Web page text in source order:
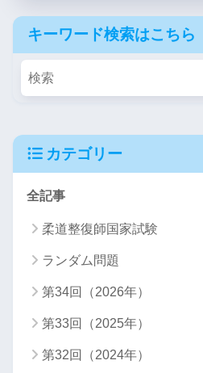
キーワード検索はこちら
カテゴリー
全記事
柔道整復師国家試験
ランダム問題
第34回（2026年）
第33回（2025年）
第32回（2024年）